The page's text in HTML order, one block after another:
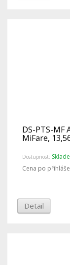
DS-PTS-MF
MiFare,
Dostupnost:
Cena po
Detail